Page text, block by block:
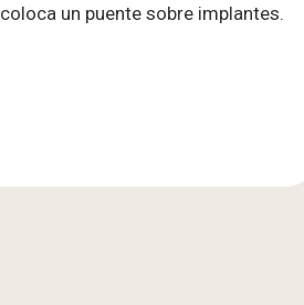
coloca un puente sobre implantes.